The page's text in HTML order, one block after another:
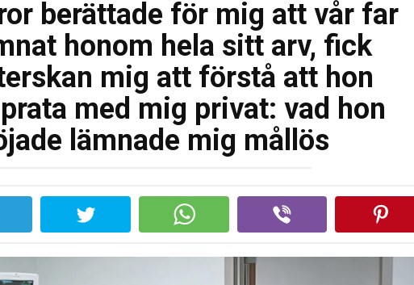
berättade för mig att vår far
honom hela sitt arv, fick
mig att förstå att hon
med mig privat: vad hon
lämnade mig mållös